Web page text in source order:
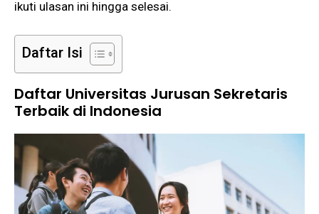
ikuti ulasan ini hingga selesai.
Daftar Isi
Daftar Universitas Jurusan Sekretaris
Terbaik di Indonesia